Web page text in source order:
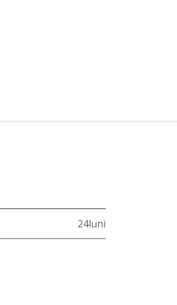
24luni